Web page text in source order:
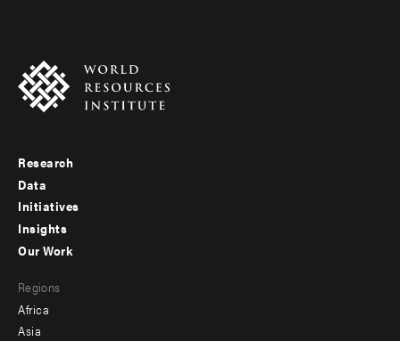
Footer
menu
-
Research
Data
Initiatives
Insights
menu
-
Our Work
Regions
Africa
Asia